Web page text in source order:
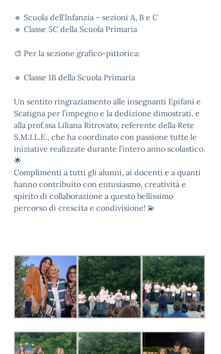
🔹 Scuola dell’Infanzia – sezioni A, B e C
🔹 Classe 5C della Scuola Primaria
🎨 Per la sezione grafico-pittorica:
🔹 Classe 1B della Scuola Primaria
Un sentito ringraziamento alle insegnanti Epifani e
Scatigna per l’impegno e la dedizione dimostrati, e
alla prof.ssa Liliana Ritrovato, referente della Rete
S.M.I.L.E., che ha coordinato con passione tutte le
iniziative realizzate durante l’intero anno scolastico.
🌟
Complimenti a tutti gli alunni, ai docenti e a quanti
hanno contribuito con entusiasmo, creatività e
spirito di collaborazione a questo bellissimo
percorso di crescita e condivisione! 💫